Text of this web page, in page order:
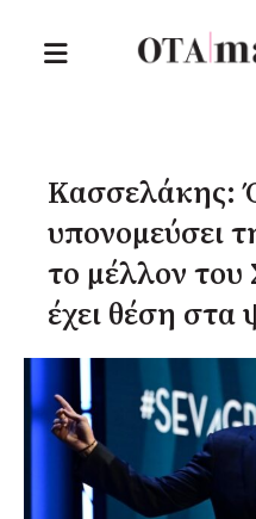
Κασσελάκης:
υπονομεύσει
το μέλλον
έχει θέση στα